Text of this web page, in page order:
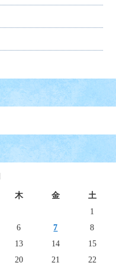
木 金
土
1
6 7
8
13 14
15
20 21 22